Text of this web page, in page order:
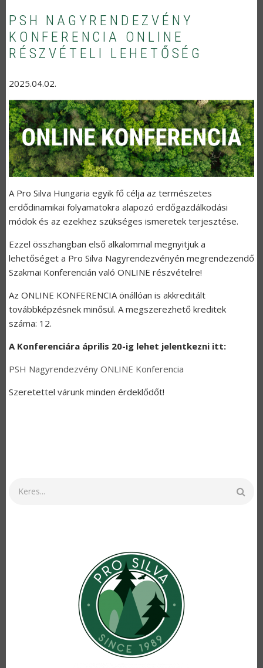
PSH NAGYRENDEZVÉNY
KONFERENCIA ONLINE
RÉSZVÉTELI LEHETŐSÉG
2025.04.02.
A Pro Silva Hungaria egyik fő célja az természetes
erdődinamikai folyamatokra alapozó erdőgazdálkodási
módok és az ezekhez szükséges ismeretek terjesztése.
Ezzel összhangban első alkalommal megnyitjuk a
lehetőséget a Pro Silva Nagyrendezvényén megrendezendő
Szakmai Konferencián való ONLINE részvételre!
Az ONLINE KONFERENCIA önállóan is akkreditált
továbbképzésnek minősül. A megszerezhető kreditek
száma: 12.
A Konferenciára április 20-ig lehet jelentkezni itt:
PSH Nagyrendezvény ONLINE Konferencia
Szeretettel várunk minden érdeklődőt!